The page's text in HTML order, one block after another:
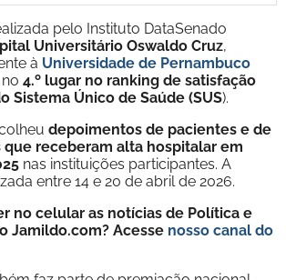
pelo Instituto DataSenado
Universitário Oswaldo Cruz,
à Universidade de Pernambuco
4.º lugar no ranking de satisfação
Sistema Único de Saúde (SUS).
depoimentos de pacientes e de
receberam alta hospitalar em
nas instituições participantes. A
entre 14 e 20 de abril de 2026.
no celular as notícias de Política e
Jamildo.com? Acesse nosso canal do